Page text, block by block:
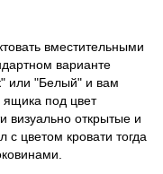
вместительными
варианте
или "Белый" и вам
ящика под цвет
визуально открытые и
с цветом кровати тогда